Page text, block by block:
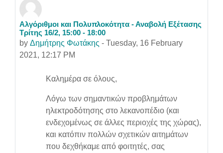
Αλγόριθμοι και Πολυπλοκότητα - Αναβολή Εξέτασης
Τρίτης 16/2, 15:00 - 18:00
by Δημήτρης Φωτάκης - Tuesday, 16 February
2021, 12:17 PM
Number of replies: 0
Καλημέρα σε όλους,
Λόγω των σημαντικών προβλημάτων
ηλεκτροδότησης στο λεκανοπέδιο (και
ενδεχομένως σε άλλες περιοχές της χώρας),
και κατόπιν πολλών σχετικών αιτημάτων
που δεχθήκαμε από φοιτητές, σας